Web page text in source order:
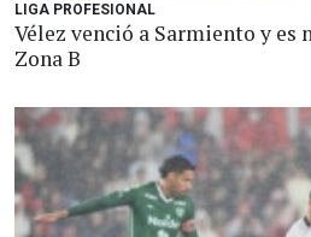
LIGA PROFESIONAL
Vélez venció a Sarmiento y es
Zona B